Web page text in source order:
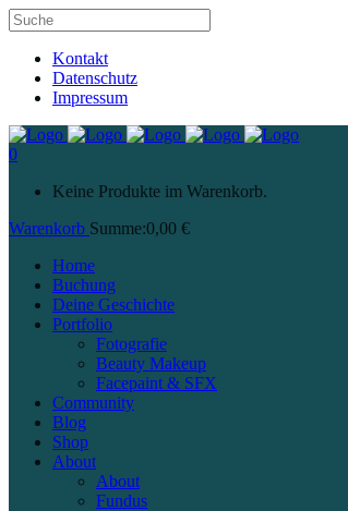
Kontakt
Datenschutz
Impressum
0
Keine Produkte im Warenkorb.
Warenkorb Summe:0,00 €
Home
Buchung
Deine Geschichte
Portfolio
Fotografie
Beauty Makeup
Facepaint & SFX
Community
Blog
Shop
About
About
Fundus